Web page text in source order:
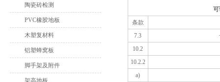
陶瓷砖检测
PVC橡胶地板
木塑复材料
铝塑蜂窝板
脚手架及附件
条款
7.3
10.2
10.2.2
a)